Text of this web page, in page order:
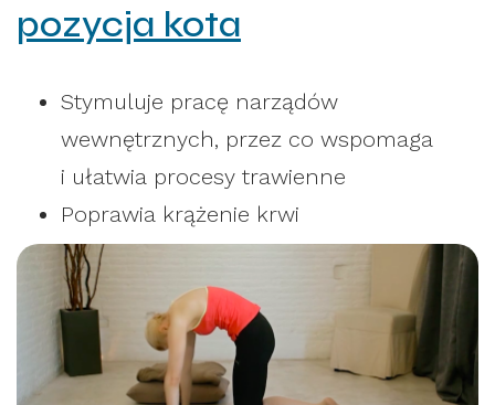
pozycja kota
Stymuluje pracę narządów
wewnętrznych, przez co wspomaga
i ułatwia procesy trawienne
Poprawia krążenie krwi